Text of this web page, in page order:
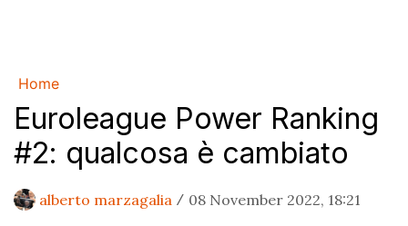
Home
Euroleague Power Ranking
#2: qualcosa è cambiato
alberto marzagalia / 08 November 2022, 18:21